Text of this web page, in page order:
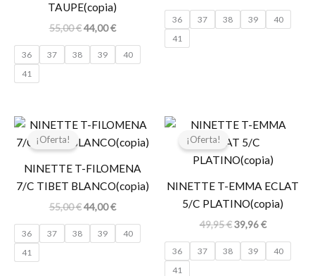
TAUPE(copia)
55,00€ 44,00€
36 37 38 39
40
41
36 37 38 39
40
41
¡Oferta!
NINETTE T-FILOMENA
7/C TIBET BLANCO(copia)
55,00€
El
original
55,00 €.
44,00€
El
actual
44,00 €.
36 37 38 39
40
41
¡Oferta!
NINETTE T-EMMA ECLAT
5/C PLATINO(copia)
49,95€
El
original
era:
39,96€
El
es:
36 37 38 39
40
41